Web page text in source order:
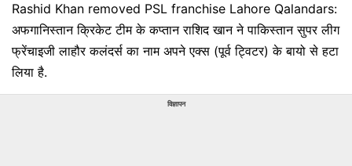
Rashid Khan removed PSL franchise Lahore Qalandars:
अफगानिस्तान क्रिकेट टीम के कप्तान राशिद खान ने पाकिस्तान सुपर लीग
फ्रेंचाइजी लाहौर कलंदर्स का नाम अपने एक्स (पूर्व ट्विटर) के बायो से हटा
लिया है.
विज्ञापन